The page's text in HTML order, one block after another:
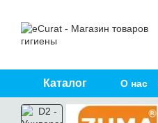
Каталог О нас